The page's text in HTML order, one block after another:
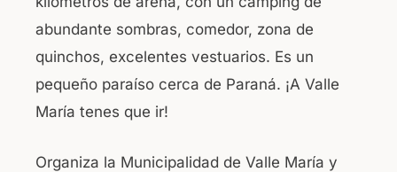
abundante sombras, comedor, zona de
quinchos, excelentes vestuarios. Es un
pequeño paraíso cerca de Paraná. ¡A Valle
María tenes que ir!
Organiza la Municipalidad de Valle María y